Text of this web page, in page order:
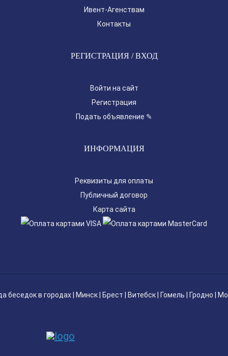
Ивент-Агенствам
Контакты
РЕГИСТРАЦИЯ / ВХОД
Войти на сайт
Регистрация
Подать объявление ✎
ИНФОРМАЦИЯ
Реквизиты для оплаты
Публичный договор
Карта сайта
беседокв городах | Минск| Брест Витебск| Гомель Гродно